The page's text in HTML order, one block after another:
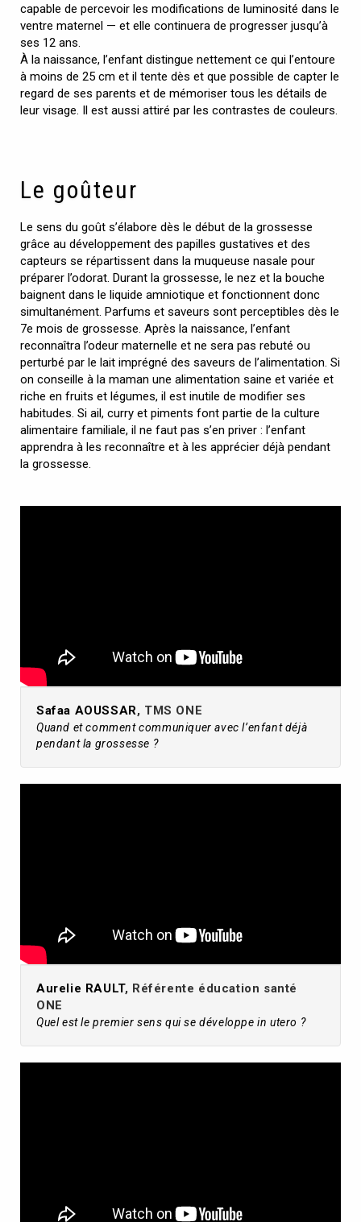
capable de percevoir les modifications de luminosité dans le
ventre maternel — et elle continuera de progresser jusqu’à
ses 12 ans.
À la naissance, l’enfant distingue nettement ce qui l’entoure
à moins de 25 cm et il tente dès et que possible de capter le
regard de ses parents et de mémoriser tous les détails de
leur visage. Il est aussi attiré par les contrastes de couleurs.
Le goûteur
Le sens du goût s’élabore dès le début de la grossesse
grâce au développement des papilles gustatives et des
capteurs se répartissent dans la muqueuse nasale pour
préparer l’odorat. Durant la grossesse, le nez et la bouche
baignent dans le liquide amniotique et fonctionnent donc
simultanément. Parfums et saveurs sont perceptibles dès le
7e mois de grossesse. Après la naissance, l’enfant
reconnaîtra l’odeur maternelle et ne sera pas rebuté ou
perturbé par le lait imprégné des saveurs de l’alimentation. Si
on conseille à la maman une alimentation saine et variée et
riche en fruits et légumes, il est inutile de modifier ses
habitudes. Si ail, curry et piments font partie de la culture
alimentaire familiale, il ne faut pas s’en priver : l’enfant
apprendra à les reconnaître et à les apprécier déjà pendant
la grossesse.
Safaa AOUSSAR, TMS ONE
Quand et comment communiquer avec l’enfant déjà
pendant la grossesse ?
Aurelie RAULT, Référente éducation santé
ONE
Quel est le premier sens qui se développe in utero ?